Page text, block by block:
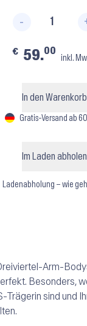
-
€ 59.00
inkl.
In den Warenkorb
Gratis-Versand ab
Im Laden abholen
Ladenabholung – wie
Arm-
Besonders,
Trägerin sind und